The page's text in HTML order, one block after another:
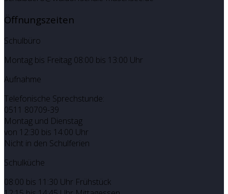
Öffnungszeiten
Schulbüro
Montag bis Freitag 08:00 bis 13:00 Uhr
Aufnahme
Telefonische Sprechstunde:
0511 80709-39
Montag und Dienstag
von 12:30 bis 14:00 Uhr
Nicht in den Schulferien
Schulküche
08:00 bis 11:30 Uhr Frühstück